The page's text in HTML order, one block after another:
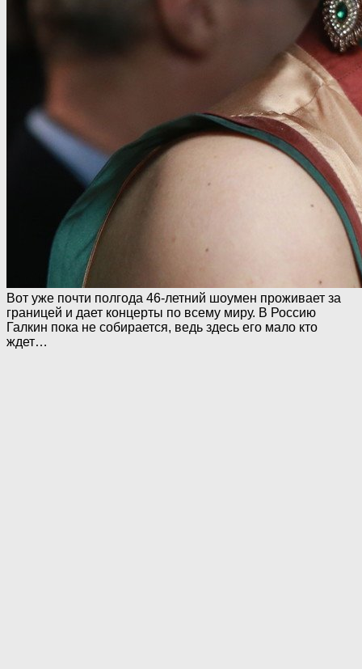
Вот уже почти полгода 46-летний шоумен проживает за
границей и дает концерты по всему миру. В Россию
Галкин пока не собирается, ведь здесь его мало кто
ждет…